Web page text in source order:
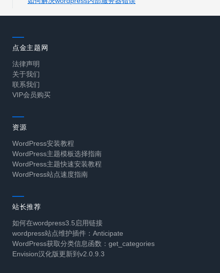
点金主题网
法律声明
关于我们
联系我们
VIP会员购买
资源
WordPress安装教程
WordPress主题模板选择指南
WordPress主题快速安装教程
WordPress站点速度指南
站长推荐
如何在wordpress3.5启用链接
wordpress站点维护插件：Anticipate
WordPress获取分类信息函数：get_categories
Envision汉化版更新到v2.0.9.3